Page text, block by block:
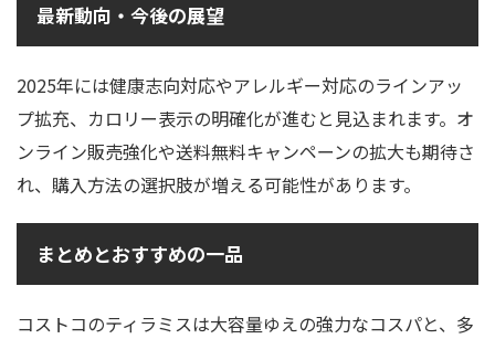
最新動向・今後の展望
2025年には健康志向対応やアレルギー対応のラインアッ
プ拡充、カロリー表示の明確化が進むと見込まれます。オ
ンライン販売強化や送料無料キャンペーンの拡大も期待さ
れ、購入方法の選択肢が増える可能性があります。
まとめとおすすめの一品
コストコのティラミスは大容量ゆえの強力なコスパと、多